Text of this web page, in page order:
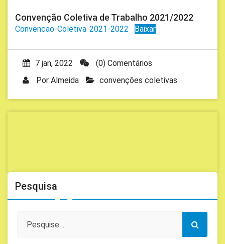
Convenção Coletiva de Trabalho 2021/2022
Convencao-Coletiva-2021-2022 Baixar
7 jan, 2022
(0) Comentários
Por Almeida convenções coletivas
Pesquisa